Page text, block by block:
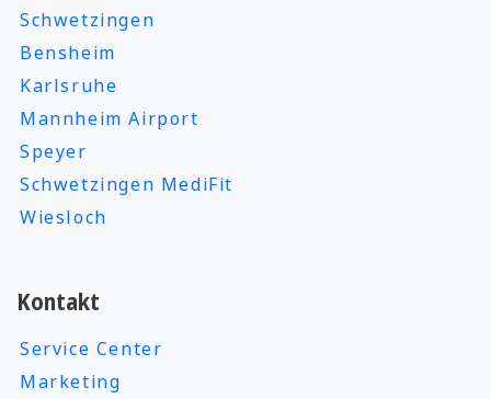
Schwetzingen
Bensheim
Karlsruhe
Mannheim Airport
Speyer
Schwetzingen MediFit
Wiesloch
Kontakt
Service Center
Marketing